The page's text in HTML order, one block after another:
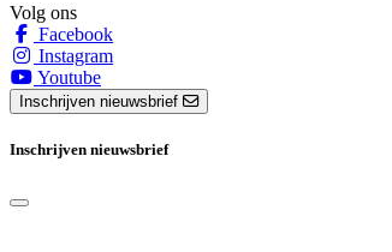
Volg ons
Facebook
Instagram
Youtube
Inschrijven nieuwsbrief
Inschrijven nieuwsbrief